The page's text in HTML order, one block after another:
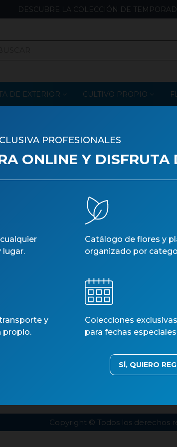
DESCUBRE LA COLECCIÓN DE
DE EXTERIOR CULTIVO PROPIO
Copyright © Todos los derechos
PROFESIONALES
ONLINE Y
Catálogo de flores y
organizado por
y
propio.
Colecciones exclusivas
para fechas
SÍ, QUIERO